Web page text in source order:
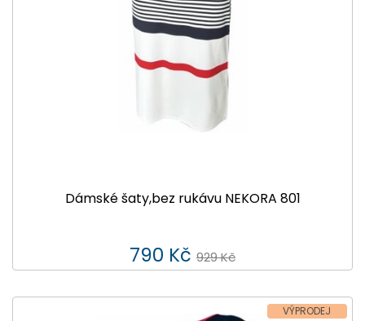
Dámské šaty,bez rukávu NEKORA 801
790 Kč 929 Kč
VÝPRODEJ